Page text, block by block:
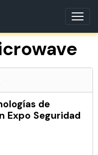
de
Expo Seguridad